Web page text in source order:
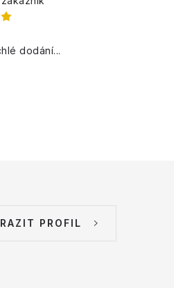
dodání...
PROFIL